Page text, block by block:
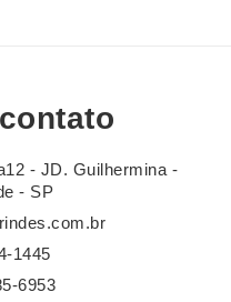
- JD. Guilhermina -
- SP
1445
6953